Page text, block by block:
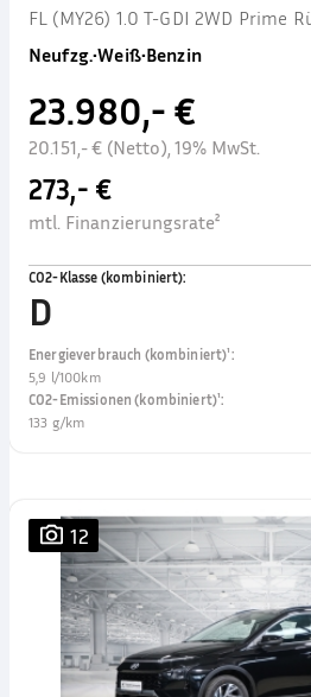
FL (MY26) 1.0 T-GDI 2WD Prime
Neufzg.•Weiß•Benzin
23.980,- €
20.151,- € (Netto), 19% MwSt.
273,- €
mtl. Finanzierungsrate²
CO2-Klasse (kombiniert):
D
Energieverbrauch (kombiniert)¹:
5,9 l/100km
CO2-Emissionen (kombiniert)¹:
133 g/km
12